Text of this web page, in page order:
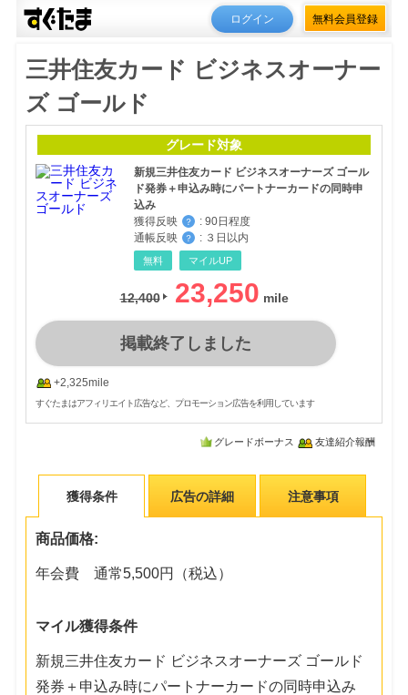
ログイン 無料会員登録
三井住友カード ビジネスオーナー
ズ ゴールド
グレード対象
新規三井住友カード ビジネスオーナーズ ゴール
ド発券＋申込み時にパートナーカードの同時申
込み
獲得反映
？ : 90日程度
通帳反映
？ : ３日以内
無料 マイルUP
12,400 23,250
掲載終了しました
+2,325mile
すぐたまはアフィリエイト広告など、プロモーション広告を利用しています
グレードボーナス 友達紹介報酬
獲得条件 広告の詳細 注意事項
商品価格:
年会費 通常5,500円（税込）
マイル獲得条件
新規三井住友カード ビジネスオーナーズ ゴールド
発券＋申込み時にパートナーカードの同時申込み